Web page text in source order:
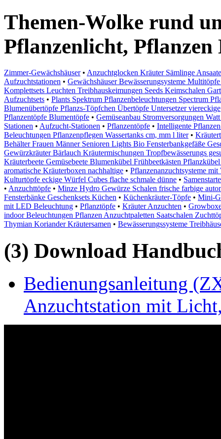
Themen-Wolke rund
Pflanzenlicht,
Zimmer-Gewächshäuser• Anzuchtglocken Kräuter Sämlinge
Aufzuchtstationen • Gewächshäuser Bewässerungsysteme
Komplettsets Leuchten Treibhauskeimungen Seeds Keimschalen
Aufzuchtsets • Plants Spektrum Pflanzenbeleuchtungen Spectrum
Blumenübertöpfe Pflanzs-Töpfchen Übertöpfe Untersetzer viereckige
Pflanzentöpfe Blumentöpfe • Gemüseanbau Stromversorgungen
Stationen • Aufzucht-Stationen • Pflanzentöpfe • Intelligente
Beleuchtungen Pflanzenpflegen Wassertanks cm, mm l liter•
Behälter Frauen Männer Senioren Lights Bio Fensterbankgefäße
Gewürzkräuter Bärlauch Kräutermischungen Tropfbewässerungs
Kräuterbeete Gemüsebeete Blumenkübel Frühbeetkästen Pflanzkübel
aromatische Kräuterboxen nachhaltige • Pflanzenanzuchtsysteme
Kulturtöpfe eckige Würfel Cubes flache schmale dünne •
• Anzuchttöpfe • Minze Hydro Gewürze Schalen frische farbige
Fensterbänke Geschenksets Küchen • Küchenkräuter-Töpfe • Mini-
mit LED Beleuchtung • Pflanztöpfe • Kräuter Anzuchten •
indoor Beleuchtungen Pflanzen Anzuchtpaletten Saatschalen
Thymian Koriander Kräutersamen • Bewässerungssysteme
(3) Download
Bedienungsanleitung
Anzuchtstation mit